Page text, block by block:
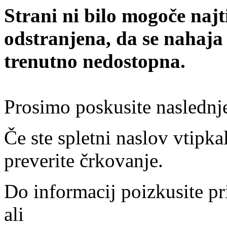
Strani ni bilo mogoče
odstranjena, da se
trenutno nedostopna.
Prosimo poskusite
Če ste spletni naslov
preverite črkovanje.
Do informacij poizkusite
ali